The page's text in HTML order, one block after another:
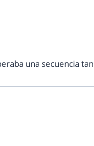
una secuencia